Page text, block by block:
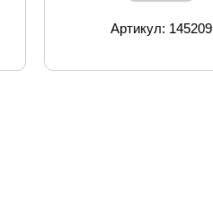
Артикул: 145209